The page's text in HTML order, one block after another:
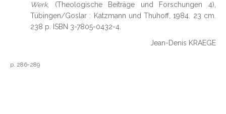
Werk, (Theologische Beiträge und Forschungen 4),
Tübingen/Goslar : Katzmann und Thuhoff, 1984. 23 cm.
238 p. ISBN 3-7805-0432-4.
Jean-Denis KRAEGE
p. 286-289